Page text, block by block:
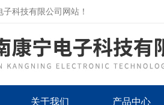
科技有限公司网站！
关于我们 产品中心